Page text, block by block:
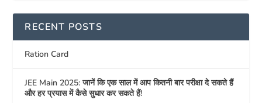
RECENT POSTS
Ration Card
JEE Main 2025: जानें कि एक साल में आप कितनी बार परीक्षा दे सकते हैं
और हर प्रयास में कैसे सुधार कर सकते हैं!